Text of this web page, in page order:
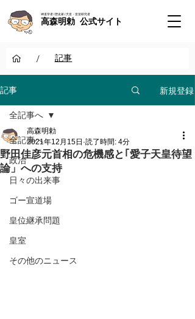
神道学者 / 歴史家 / 天皇・皇室研究者
高森明勅 公式サイト
/ 記事
記事 新規登録
全記事へ
政治
日々の出来事
ゴー宣道場
皇位継承問題
皇室
その他のニュース
全記事へ
野田佳彦元首相の危機感と｢愛子天皇待望
論」への支持
高森明勅
2021年12月15日 読了時間: 4分